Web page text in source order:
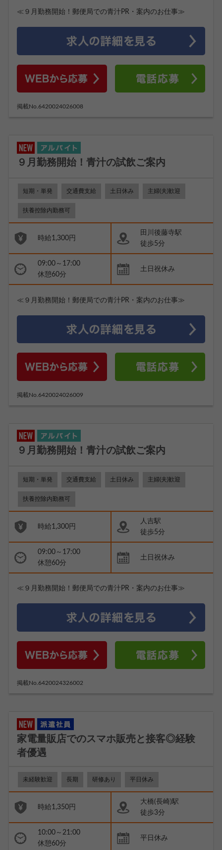
≪９月勤務開始！郵便局での青汁PR・案内のお仕事≫
掲載No.6420024026008
９月勤務開始！青汁の試飲ご案内
短期・単発 交通費支給 土日休み 主婦(夫)歓迎
扶養控除内勤務可
時給1,300円
田川後藤寺駅
徒歩5分
09:00～17:00
休憩60分
土日祝休み
≪９月勤務開始！郵便局での青汁PR・案内のお仕事≫
掲載No.6420024026009
９月勤務開始！青汁の試飲ご案内
短期・単発 交通費支給 土日休み 主婦(夫)歓迎
扶養控除内勤務可
時給1,300円
人吉駅
徒歩5分
09:00～17:00
休憩60分
土日祝休み
≪９月勤務開始！郵便局での青汁PR・案内のお仕事≫
掲載No.6420024326002
家電量販店でのスマホ販売と接客◎経験
者優遇
未経験歓迎 長期 研修あり 平日休み
時給1,350円
大橋(長崎)駅
徒歩3分
10:00～21:00
休憩60分
平日休み